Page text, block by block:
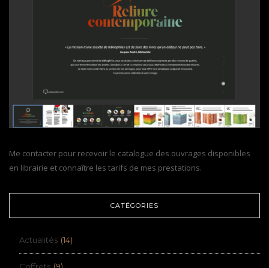
Me contacter pour recevoir le catalogue des ouvrages disponibles
en librairie et connaître les tarifs de mes prestations.
CATÉGORIES
Actualités (14)